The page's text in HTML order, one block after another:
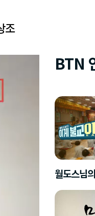
조
BTN
월도스님